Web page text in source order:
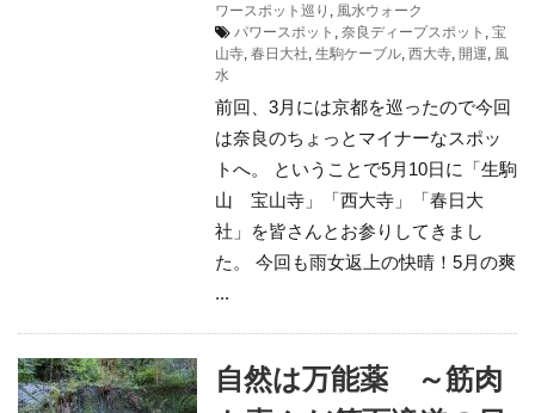
ワースポット巡り , 風水ウォーク
パワースポット , 奈良ディープスポット , 宝
山寺, 春日大社, 生駒ケーブル, 西大寺, 開運, 風
水
前回、3月には京都を巡ったので今回
は奈良のちょっとマイナーなスポッ
トへ。 ということで5月10日に「生駒
山 宝山寺」「西大寺」「春日大
社」を皆さんとお参りしてきまし
た。 今回も雨女返上の快晴！5月の爽
...
自然は万能薬 ～筋肉